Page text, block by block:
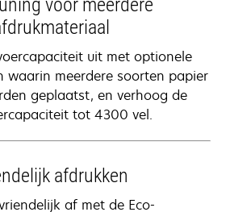
voor meerdere
uit met optionele
waarin meerdere soorten papier
geplaatst, en verhoog de
tot 4300 vel.
afdrukken
af met de Eco-